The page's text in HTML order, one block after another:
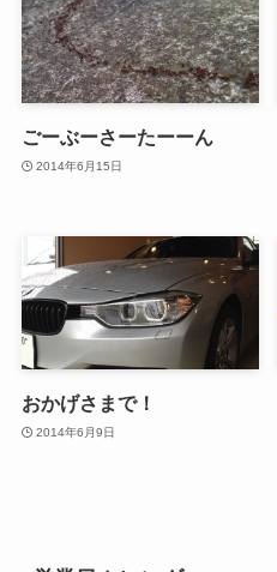
ごーぶーさーたーーん
2014年6月15日
おかげさまで！
2014年6月9日